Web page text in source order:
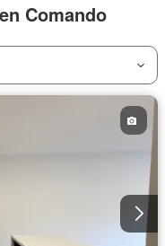
Comando